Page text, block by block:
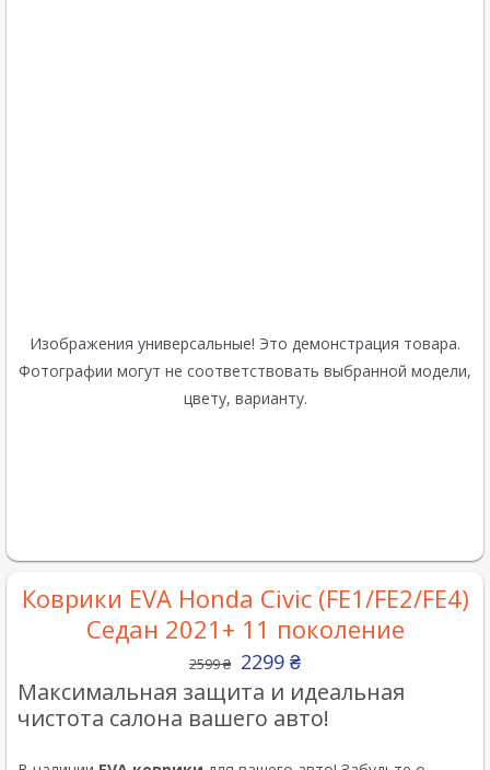
Изображения универсальные! Это демонстрация товара.
Фотографии могут не соответствовать выбранной модели,
цвету, варианту.
Коврики EVA Honda Civic (FE1/FE2/FE4)
Седан 2021+ 11 поколение
2599₴ 2299 ₴
Максимальная защита и идеальная
чистота салона вашего авто!